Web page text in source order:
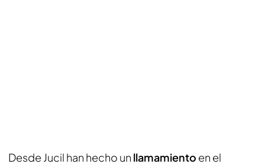
Desde Jucil han hecho un llamamiento en el